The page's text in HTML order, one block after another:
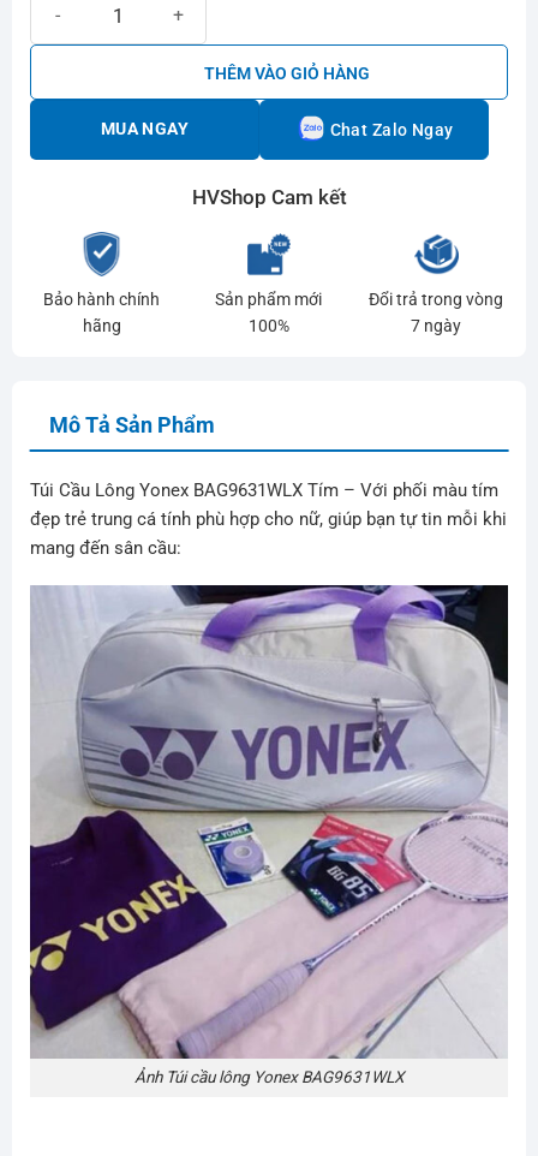
THÊM VÀO GIỎ HÀNG
MUA NGAY Chat Zalo Ngay
HVShop Cam kết
Bảo hành chính
hãng
Sản phẩm mới
100%
Đổi trả trong vòng
7 ngày
Mô Tả Sản Phẩm
Túi Cầu Lông Yonex BAG9631WLX Tím – Với phối màu tím
đẹp trẻ trung cá tính phù hợp cho nữ, giúp bạn tự tin mỗi khi
mang đến sân cầu:
Ảnh Túi cầu lông Yonex BAG9631WLX